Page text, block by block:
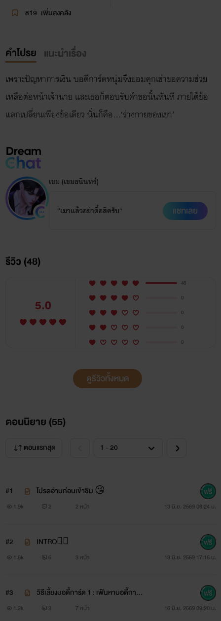
819 เพิ่มลงคลัง
คำโปรย แนะนำเรื่อง
เพราะปัญหาการเงิน บอดีการ์ดหนุ่มจึงยอมคุกเข่าขอความช่วย
เหลือต่อหน้าเจ้านาย และเธอก็ตอบรับคำขอนั้นทันที ภายใต้ข้อ
แลกเปลี่ยนเพียงข้อเดียว นั่นก็คือ…‘ร่างกายของเขา’
เขม (เขมธนินทร์)
“เมาแล้วอย่าดื้อสิครับ” แชทเลย
รีวิว (48)
5.0
48
0
0
0
0
ดูรีวิวทั้งหมด
ตอนนิยาย (55)
ตอนแรกสุด
#1 โปรดอ่านก่อนเข้าชิม 😘
1.9k 2 2 หน้า 13 มิ.ย. 2569 08:24 น.
#2 INTRO❤️‍🔥
1.8k 6 3 หน้า 13 มิ.ย. 2569 17:16 น.
#3
วิธีเลี้ยงบอดี้การ์ด 1 : เฟ้นหาบอดี้การ์ด
ของคุณหนูอายะ
1.2k 3 7 หน้า 16 มิ.ย. 2569 09:20 น.